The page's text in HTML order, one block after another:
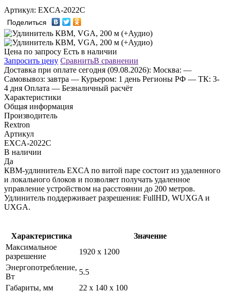
Артикул: EXCA-2022C
Поделиться
Цена по запросу Есть в наличии
Запросить цену СравнитьВ сравнении
Доставка при оплате сегодня (09.08.2026): Москва: —
Самовывоз: завтра — Курьером: 1 день Регионы РФ — ТК: 3-
4 дня Оплата — Безналичный расчёт
Характеристики
Общая информация
Производитель
Rextron
Артикул
EXCA-2022C
В наличии
Да
КВМ-удлинитель EXCA по витой паре состоит из удаленного
и локального блоков и позволяет получать удаленное
управление устройством на расстоянии до 200 метров.
Удлинитель поддерживает разрешения: FullHD, WUXGA и
UXGA.
Характеристика
Значение
Максимальное
разрешение
1920 х 1200
Энергопотребление,
Вт
5.5
Габариты, мм
22 х 140 х 100